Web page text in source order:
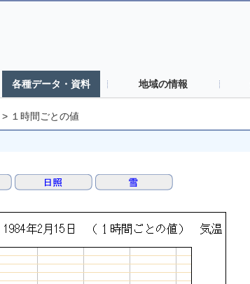
各種データ・資料 地域の情報
> １時間ごとの値